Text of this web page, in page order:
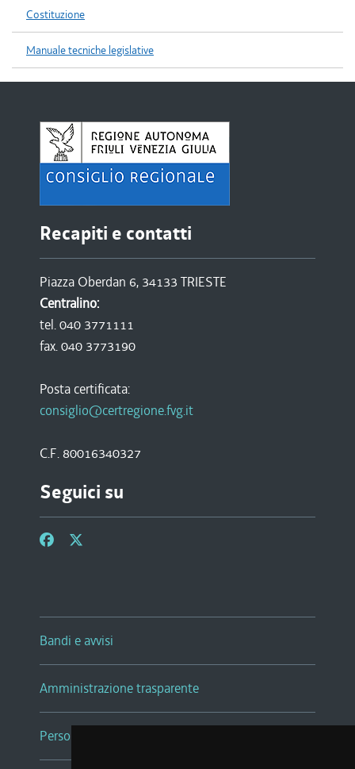
Costituzione
Manuale tecniche legislative
Recapiti e contatti
Piazza Oberdan 6, 34133 TRIESTE
Centralino:
tel. 040 3771111
fax. 040 3773190
Posta certificata:
consiglio@certregione.fvg.it
C.F. 80016340327
Seguici su
Bandi e avvisi
Amministrazione trasparente
Persone e Uffici